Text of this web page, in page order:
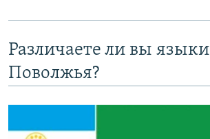
Различаете ли вы языки
Поволжья?